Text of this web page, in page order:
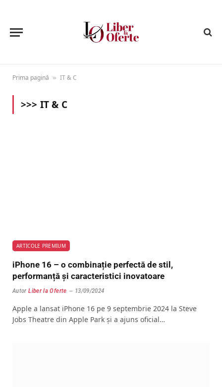
Prima pagină » IT & C
>>> IT & C
ARTICOLE PREMIUM
iPhone 16 – o combinație perfectă de stil,
performanță și caracteristici inovatoare
Autor Liber la Oferte 13/09/2024
Apple a lansat iPhone 16 pe 9 septembrie 2024 la Steve
Jobs Theatre din Apple Park și a ajuns oficial…